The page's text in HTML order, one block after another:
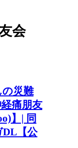
会
災難
経痛朋友
】| 同
DL【公